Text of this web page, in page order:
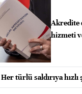
Akredite
hizmeti
türlü saldırıya